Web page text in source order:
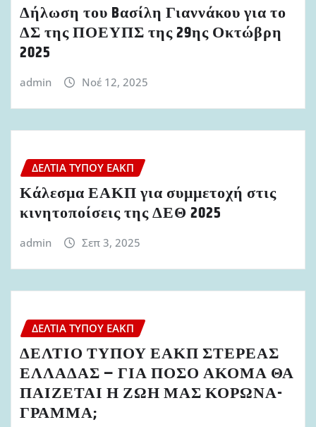
Δήλωση του Bασίλη Γιαννάκου για το
ΔΣ της ΠΟΕΥΠΣ της 29ης Οκτώβρη
2025
admin Νοέ 12, 2025
ΔΕΛΤΊΑ ΤΎΠΟΥ ΕΑΚΠ
Κάλεσμα ΕΑΚΠ για συμμετοχή στις
κινητοποίσεις της ΔΕΘ 2025
admin Σεπ 3, 2025
ΔΕΛΤΊΑ ΤΎΠΟΥ ΕΑΚΠ
ΔΕΛΤΙΟ ΤΥΠΟΥ ΕΑΚΠ ΣΤΕΡΕΑΣ
ΕΛΛΑΔΑΣ – ΓΙΑ ΠΟΣΟ ΑΚΟΜΑ ΘΑ
ΠΑΙΖΕΤΑΙ Η ΖΩΗ ΜΑΣ ΚΟΡΩΝΑ-
ΓΡΑΜΜΑ;